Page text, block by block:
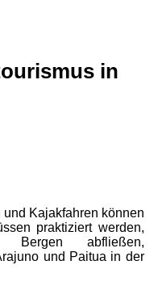
in
Kajakfahren können
praktiziert werden,
abfließen,
und Paitua in der